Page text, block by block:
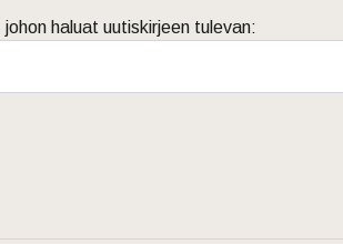
haluat uutiskirjeen tulevan: